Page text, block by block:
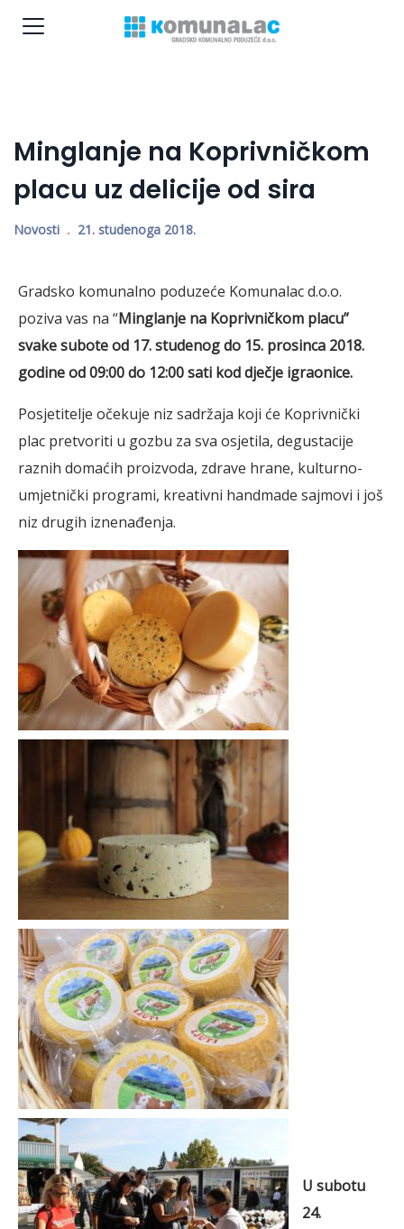
Minglanje na Koprivničkom
placu uz delicije od sira
Novosti 21. studenoga 2018.
Gradsko komunalno poduzeće Komunalac d.o.o.
poziva vas na “Minglanje na Koprivničkom placu”
svake subote od 17. studenog do 15. prosinca 2018.
godineod 09:00 do 12:00 sati kod dječje igraonice.
Posjetitelje očekuje niz sadržaja koji će Koprivnički
plac pretvoriti u gozbu za sva osjetila, degustacije
raznih domaćih proizvoda, zdrave hrane, kulturno-
umjetnički programi, kreativni handmade sajmovi i još
niz drugih iznenađenja.
U subotu
24.